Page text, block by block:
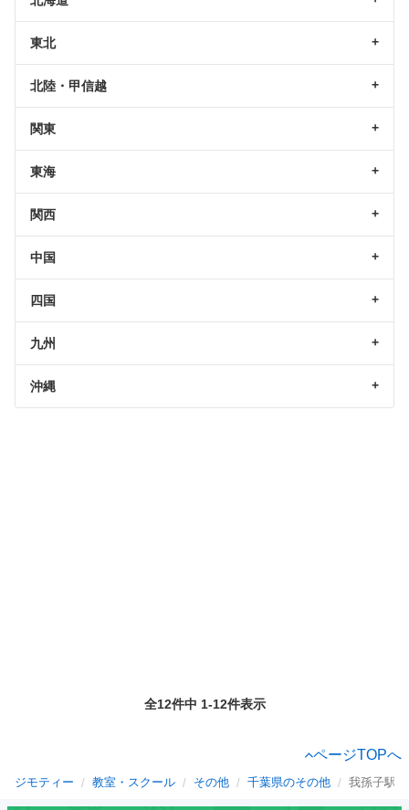
東北
北陸・甲信越
関東
東海
関西
中国
四国
九州
沖縄
全12件中 1-12件表示
ページTOPへ
ジモティー 教室・スクール その他 千葉県のその他 我孫子駅